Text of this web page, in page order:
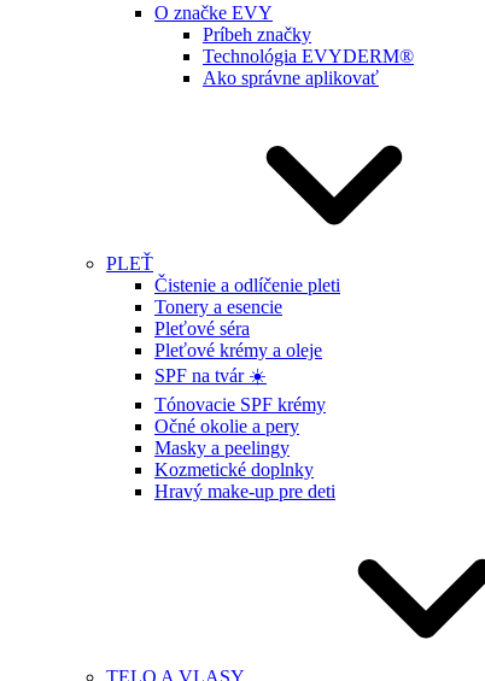
O značke EVY
Príbeh značky
Technológia EVYDERM®
Ako správne aplikovať
PLEŤ
Čistenie a odlíčenie pleti
Tonery a esencie
Pleťové séra
Pleťové krémy a oleje
SPF na tvár ☀️
Tónovacie SPF krémy
Očné okolie a pery
Masky a peelingy
Kozmetické doplnky
Hravý make-up pre deti
TELO A VLASY